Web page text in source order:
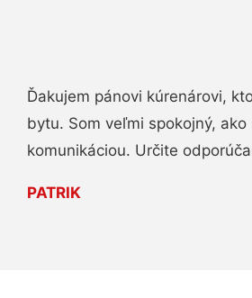
Ďakujem pánovi kúrenárovi,
bytu. Som veľmi spokojný,
komunikáciou. Určite
PATRIK